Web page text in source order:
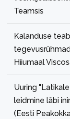
Teamsis
Kalanduse
Hiiumaal
Uuring
leidmine läbi
(Eesti